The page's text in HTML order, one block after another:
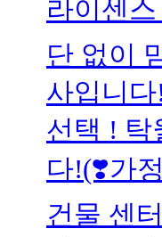
라이센
단 없이
사입니
선택 ! 탁
다!(❣️가
건물 센